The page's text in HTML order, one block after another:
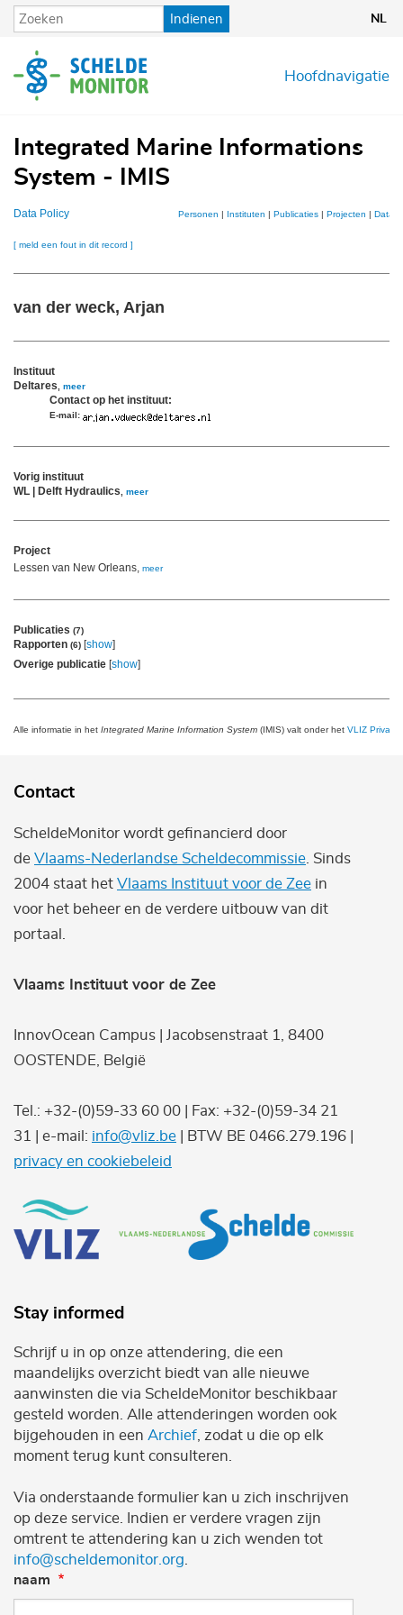
Overslaan
en
de
inhoud
Indienen NL
Hoofdnavigatie
Integrated Marine Informations
System - IMIS
Data Policy Personen | Instituten | Publicaties| Projecten |
[ meld een fout in dit record ]
van der weck, Arjan
Instituut
Deltares
meer
Contact op het instituut:
E-mail:
Vorig instituut
WL | Delft Hydraulics
meer
Project
Lessen van New Orleans, meer
Publicaties (7)
Rapporten (6) [show]
Overige publicatie [show]
Alle informatie in het Integrated Marine Information System (IMIS) valt onder het VLIZ Privacy
Contact
ScheldeMonitor wordt gefinancierd door
de Vlaams-Nederlandse Scheldecommissie . Sinds
2004 staat het Vlaams Instituut voor de Zee in
voor het beheer en de verdere uitbouw van dit
portaal.
Vlaams Instituut voor de Zee
InnovOcean Campus | Jacobsenstraat 1, 8400
OOSTENDE, België
Tel.: +32-(0)59-33 60 00 | Fax: +32-(0)59-34 21
31 | e-mail: info@vliz.be | BTW BE 0466.279.196 |
privacy en cookiebeleid
Stay informed
Schrijf u in op onze attendering, die een
maandelijks overzicht biedt van alle nieuwe
aanwinsten die via ScheldeMonitor beschikbaar
gesteld worden. Alle attenderingen worden ook
bijgehouden in een Archief , zodat u die op elk
moment terug kunt consulteren.
Via onderstaande formulier kan u zich inschrijven
op deze service. Indien er verdere vragen zijn
omtrent te attendering kan u zich wenden tot
info@scheldemonitor.org
naam